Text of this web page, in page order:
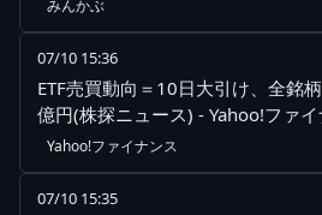
みんかぶ
07/10 15:36
ETF売買動向＝10日大引け、全銘
億円(株探ニュース) - Yahoo!ファイ
Yahoo!ファイナンス
07/10 15:35